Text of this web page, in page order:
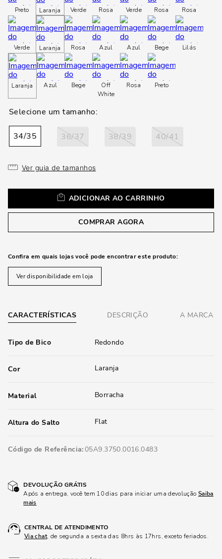
Preto Laranja Verde Rosa Verde Rosa Rosa
Verde Laranja Rosa Azul Azul Bege Lilás
Laranja Azul Bege
Off
White
Rosa Preto
34/35 36/37 38/39 40/41
Ver guia de tamanhos
ADICIONAR AO CARRINHO
COMPRAR AGORA
Confira em quais lojas você pode encontrar este produto:
Ver disponibilidade em loja
CARACTERÍSTICAS DESCRIÇÃO A MARCA
Tipo de Bico Redondo
Cor Laranja
Material Borracha
Altura do Salto Flat
Código de Referência 05A9.3750.0016.0483
DEVOLUÇÃO GRÁTIS
Após a entrega, você tem 10 dias para iniciar uma devolução Saiba
mais
CENTRAL DE ATENDIMENTO
Via chat, de segunda a sexta das 8hrs às 17hrs, exceto feriados.